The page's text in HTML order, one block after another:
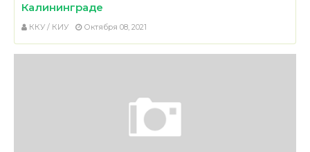
Калининграде
ККУ / КИУ Октября 08, 2021